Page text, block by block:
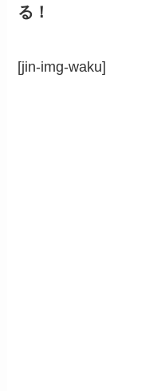
る！
[jin-img-waku]